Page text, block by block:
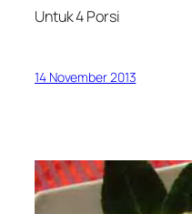
Untuk 4 Porsi
14 November 2013